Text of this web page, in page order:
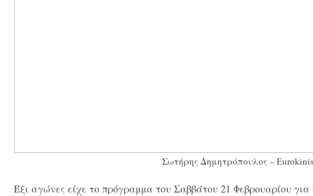
Σωτήρης Δημητρόπουλος –
Έξι αγώνες είχε το πρόγραμμα του Σαββάτου 21 Φεβρουαρίου για